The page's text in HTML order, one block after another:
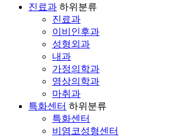
진료과 하위분류
진료과
이비인후과
성형외과
내과
가정의학과
영상의학과
마취과
특화센터 하위분류
특화센터
비염코성형센터